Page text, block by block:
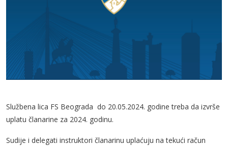
Službena lica FS Beograda do 20.05.2024. godine treba da izvrše
uplatu članarine za 2024. godinu.
Sudije i delegati instruktori članarinu uplaćuju na tekući račun